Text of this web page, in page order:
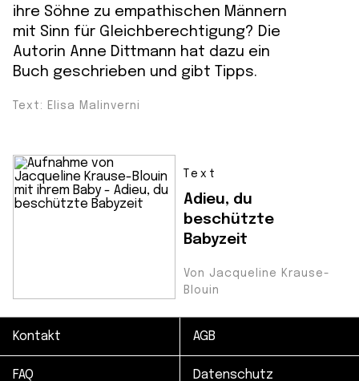
ihre Söhne zu empathischen Männern
mit Sinn für Gleichberechtigung? Die
Autorin Anne Dittmann hat dazu ein
Buch geschrieben und gibt Tipps.
Text: Elisa Malinverni
Text
Adieu, du
beschützte
Babyzeit
Von Jacqueline Krause-
Blouin
Kontakt AGB
FAQ Datenschutz